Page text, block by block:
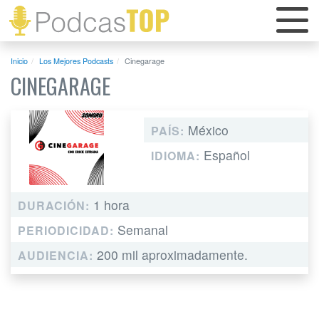
Inicio Los Mejores Podcasts Cinegarage
CINEGARAGE
PAÍS: México
IDIOMA: Español
DURACIÓN: 1 hora
PERIODICIDAD: Semanal
AUDIENCIA: 200 mil aproximadamente.